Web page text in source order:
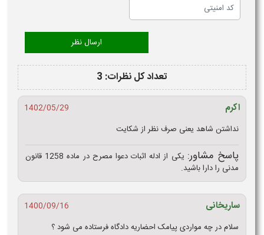
تعداد کل نظرات: 3
اکرم
1402/05/29
نداشتن شاهد یعنی صرف نظر از شکایت
پاسخ مشاور:
یکی از ادله اثبات دعوا مصرح در ماده 1258 قانون
مدنی را دارا باشید.
ساریخانی
1400/09/16
سلام در چه مواردی پیامک احضاریه دادگاه فرستاده می شود ؟